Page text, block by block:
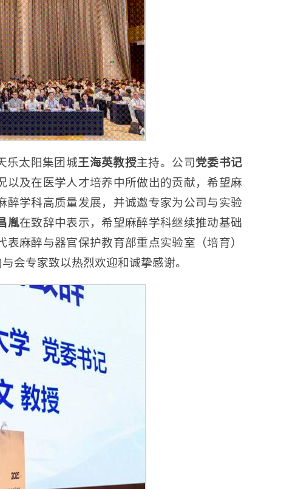
乐太阳集团城王海英教授主持。公司党委书记
及在医学人才培养中所做出的贡献，希望麻
学科高质量发展，并诚邀专家为公司与实验
胤在致辞中表示，希望麻醉学科继续推动基础
表麻醉与器官保护教育部重点实验室（培育）
会专家致以热烈欢迎和诚挚感谢。